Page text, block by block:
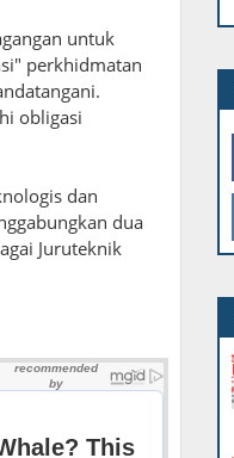
untuk
perkhidmatan
obligasi
dan
dua
Juruteknik